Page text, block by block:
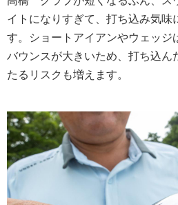
イトになりすぎて、打ち込み気味
す。ショートアイアンやウェッジ
バウンスが大きいため、打ち込ん
たるリスクも増えます。